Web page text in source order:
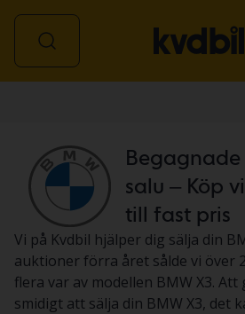
Begagnade
salu – Köp
till fast pris
Vi på Kvdbil hjälper dig sälja din
auktioner förra året sålde vi över
flera var av modellen BMW X3.
smidigt att sälja din BMW X3, det